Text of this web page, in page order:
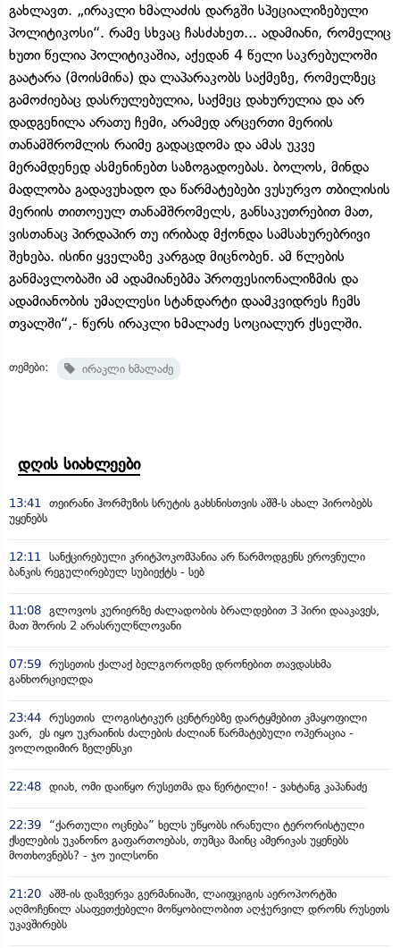
გახლავთ. „ირაკლი ხმალაძის დარგში სპეციალიზებული
პოლიტიკოსი“. რამე სხვაც ჩასძახეთ... ადამიანი, რომელიც
ხუთი წელია პოლიტიკაშია, აქედან 4 წელი საკრებულოში
გაატარა (მოისმინა) და ლაპარაკობს საქმეზე, რომელზეც
გამოძიებაც დასრულებულია, საქმეც დახურულია და არ
დადგენილა არათუ ჩემი, არამედ არცერთი მერიის
თანამშრომლის რაიმე გადაცდომა და ამას უკვე
მერამდენედ ასმენინებთ საზოგადოებას. ბოლოს, მინდა
მადლობა გადავუხადო და წარმატებები ვუსურვო თბილისის
მერიის თითოეულ თანამშრომელს, განსაკუთრებით მათ,
ვისთანაც პირდაპირ თუ ირიბად მქონდა სამსახურებრივი
შეხება. ისინი ყველაზე კარგად მიცნობენ. ამ წლების
განმავლობაში ამ ადამიანებმა პროფესიონალიზმის და
ადამიანობის უმაღლესი სტანდარტი დაამკვიდრეს ჩემს
თვალში“,- წერს ირაკლი ხმალაძე სოციალურ ქსელში.
თემები: ირაკლი ხმალაძე
დღის სიახლეები
13:41
თეირანი ჰორმუზის სრუტის გახსნისთვის აშშ-ს ახალ პირობებს
უყენებს
12:11
სანქცირებული კრიტპოკომპანია არ წარმოდგენს ეროვნული
ბანკის რეგულირებულ სუბიექტს - სებ
11:08 გლოვოს კურიერზე ძალადობის ბრალდებით 3 პირი დააკავეს,
მათ შორის 2 არასრულწლოვანი
07:59 რუსეთის ქალაქ ბელგოროდზე დრონებით თავდასხმა
განხორციელდა
23:44 რუსეთის ლოგისტიკურ ცენტრებზე დარტყმებით კმაყოფილი
ვარ, ეს იყო უკრაინის ძალების ძალიან წარმატებული ოპერაცია -
ვოლოდიმირ ზელენსკი
22:48 დიახ, ომი დაიწყო რუსეთმა და წერტილი! - ვახტანგ კაპანაძე
22:39
“ქართული ოცნება” ხელს უწყობს ირანული ტერორისტული
ქსელების უკანონო გაფართოებას, თუმცა მაინც ამერიკას უყენებს
მოთხოვნებს? - ჯო უილსონი
21:20 აშშ-ის დაზვერვა გერმანიაში, ლაიფციგის აეროპორტში
აღმოჩენილ ასაფეთქებელი მოწყობილობით აღჭურვილ დრონს რუსეთს
უკავშირებს